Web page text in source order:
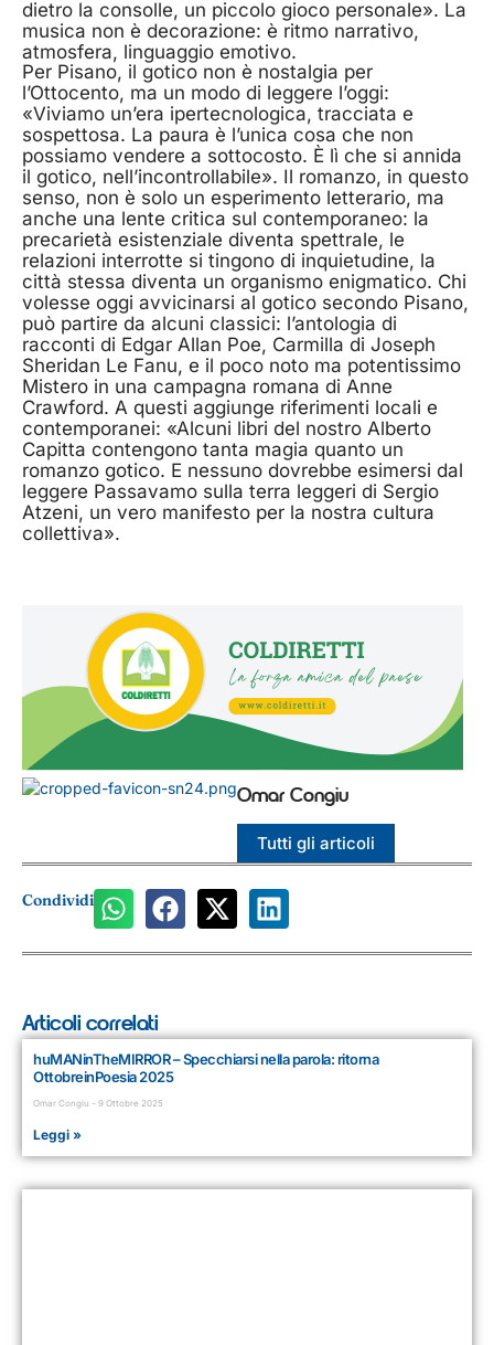
dietro la consolle, un piccolo gioco personale». La
musica non è decorazione: è ritmo narrativo,
atmosfera, linguaggio emotivo.
Per Pisano, il gotico non è nostalgia per
l’Ottocento, ma un modo di leggere l’oggi:
«Viviamo un’era ipertecnologica, tracciata e
sospettosa. La paura è l’unica cosa che non
possiamo vendere a sottocosto. È lì che si annida
il gotico, nell’incontrollabile». Il romanzo, in questo
senso, non è solo un esperimento letterario, ma
anche una lente critica sul contemporaneo: la
precarietà esistenziale diventa spettrale, le
relazioni interrotte si tingono di inquietudine, la
città stessa diventa un organismo enigmatico. Chi
volesse oggi avvicinarsi al gotico secondo Pisano,
può partire da alcuni classici: l’antologia di
racconti di Edgar Allan Poe, Carmilla di Joseph
Sheridan Le Fanu, e il poco noto ma potentissimo
Mistero in una campagna romana di Anne
Crawford. A questi aggiunge riferimenti locali e
contemporanei: «Alcuni libri del nostro Alberto
Capitta contengono tanta magia quanto un
romanzo gotico. E nessuno dovrebbe esimersi dal
leggere Passavamo sulla terra leggeri di Sergio
Atzeni, un vero manifesto per la nostra cultura
collettiva».
Omar Congiu
Tutti gli articoli
Condividi
Articoli correlati
huMANinTheMIRROR – Specchiarsi nella parola: ritorna
OttobreinPoesia 2025
Omar Congiu 9 Ottobre 2025
Leggi »